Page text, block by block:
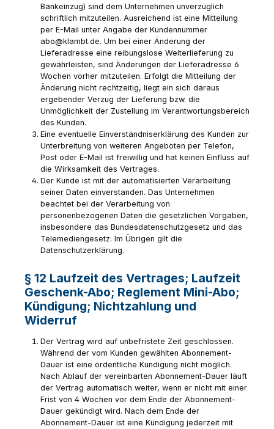
Bankeinzug) sind dem Unternehmen unverzüglich
schriftlich mitzuteilen. Ausreichend ist eine Mitteilung
per E-Mail unter Angabe der Kundennummer
abo@klambt.de. Um bei einer Änderung der
Lieferadresse eine reibungslose Weiterlieferung zu
gewährleisten, sind Änderungen der Lieferadresse 6
Wochen vorher mitzuteilen. Erfolgt die Mitteilung der
Änderung nicht rechtzeitig, liegt ein sich daraus
ergebender Verzug der Lieferung bzw. die
Unmöglichkeit der Zustellung im Verantwortungsbereich
des Kunden.
Eine eventuelle Einverständniserklärung des Kunden zur
Unterbreitung von weiteren Angeboten per Telefon,
Post oder E-Mail ist freiwillig und hat keinen Einfluss auf
die Wirksamkeit des Vertrages.
Der Kunde ist mit der automatisierten Verarbeitung
seiner Daten einverstanden. Das Unternehmen
beachtet bei der Verarbeitung von
personenbezogenen Daten die gesetzlichen Vorgaben,
insbesondere das Bundesdatenschutzgesetz und das
Telemediengesetz. Im Übrigen gilt die
Datenschutzerklärung.
§ 12 Laufzeit des Vertrages; Laufzeit
Geschenk-Abo; Reglement Mini-Abo;
Kündigung; Nichtzahlung und
Widerruf
Der Vertrag wird auf unbefristete Zeit geschlossen.
Während der vom Kunden gewählten Abonnement-
Dauer ist eine ordentliche Kündigung nicht möglich.
Nach Ablauf der vereinbarten Abonnement-Dauer läuft
der Vertrag automatisch weiter, wenn er nicht mit einer
Frist von 4 Wochen vor dem Ende der Abonnement-
Dauer gekündigt wird. Nach dem Ende der
Abonnement-Dauer ist eine Kündigung jederzeit mit